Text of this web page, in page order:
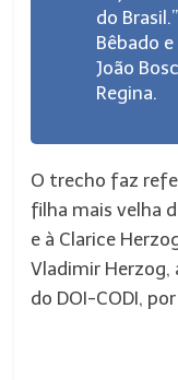
do
Bêbado
João
Regina.
O trecho faz
filha mais velha
e à Clarice
Vladimir Herzog,
do DOI-CODI,